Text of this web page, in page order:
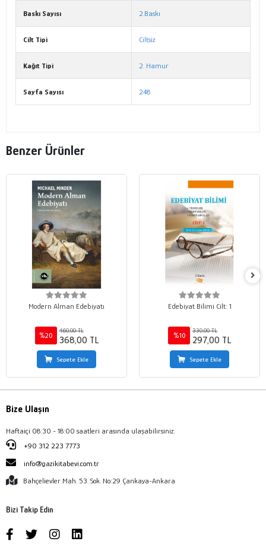
Baskı Sayısı 2.Baskı
Cilt Tipi Ciltsiz
Kağıt Tipi 2. Hamur
Sayfa Sayısı 248
Benzer Ürünler
Modern Alman Edebiyatı
%20
460,00 TL
368,00 TL
Sepete Ekle
Edebiyat Bilimi Cilt: 1
%10
330,00 TL
297,00 TL
Sepete Ekle
Bize Ulaşın
Haftaiçi 08:30 - 18:00 saatleri arasında ulaşabilirsiniz.
+90 312 223 7773
info@gazikitabevi.com.tr
Bahçelievler Mah. 53. Sok. No:29 Çankaya-Ankara
Bizi Takip Edin